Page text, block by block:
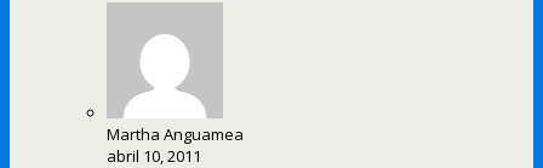
Martha Anguamea
abril 10, 2011